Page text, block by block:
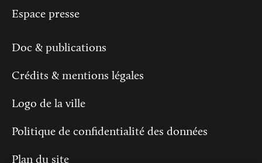
Espace presse
Doc & publications
Crédits & mentions légales
Logo de la ville
Politique de confidentialité des données
Plan du site